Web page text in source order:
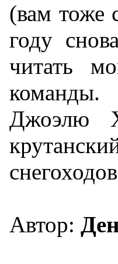
(вам тоже
году
читать
команды.
Джоэлю
Автор: